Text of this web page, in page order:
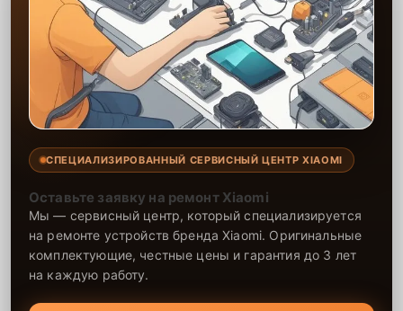
СПЕЦИАЛИЗИРОВАННЫЙ СЕРВИСНЫЙ ЦЕНТР XIAOMI
Оставьте заявку на ремонт Xiaomi
Мы — сервисный центр, который специализируется
на ремонте устройств бренда Xiaomi. Оригинальные
комплектующие, честные цены и гарантия до 3 лет
на каждую работу.